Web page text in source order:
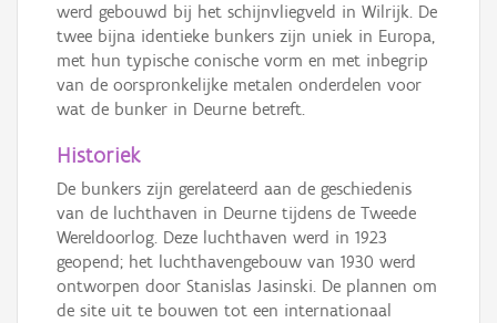
werd gebouwd bij het schijnvliegveld in Wilrijk. De
twee bijna identieke bunkers zijn uniek in Europa,
met hun typische conische vorm en met inbegrip
van de oorspronkelijke metalen onderdelen voor
wat de bunker in Deurne betreft.
Historiek
De bunkers zijn gerelateerd aan de geschiedenis
van de luchthaven in Deurne tijdens de Tweede
Wereldoorlog. Deze luchthaven werd in 1923
geopend; het luchthavengebouw van 1930 werd
ontworpen door Stanislas Jasinski. De plannen om
de site uit te bouwen tot een internationaal